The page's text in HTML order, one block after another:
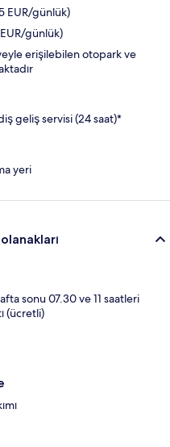
EUR/günlük)
günlük)
erişilebilen otopark ve
geliş servisi (24 saat)*
yeri
sonu 07.30 ve 11 saatleri
(ücretli)